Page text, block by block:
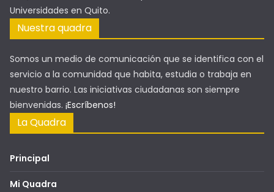
Universidades en Quito.
Nuestra quadra
Somos un medio de comunicación que se identifica con el
servicio a la comunidad que habita, estudia o trabaja en
nuestro barrio. Las iniciativas ciudadanas son siempre
bienvenidas. ¡Escríbenos!
La Quadra
Principal
Mi Quadra